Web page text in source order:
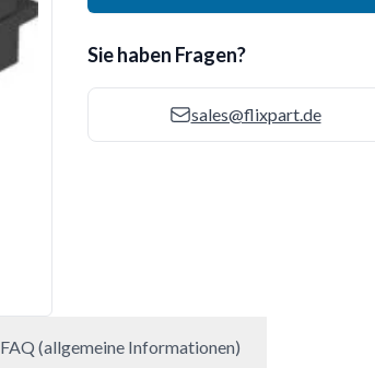
Sie haben Fragen?
sales@flixpart.de
FAQ (allgemeine Informationen)